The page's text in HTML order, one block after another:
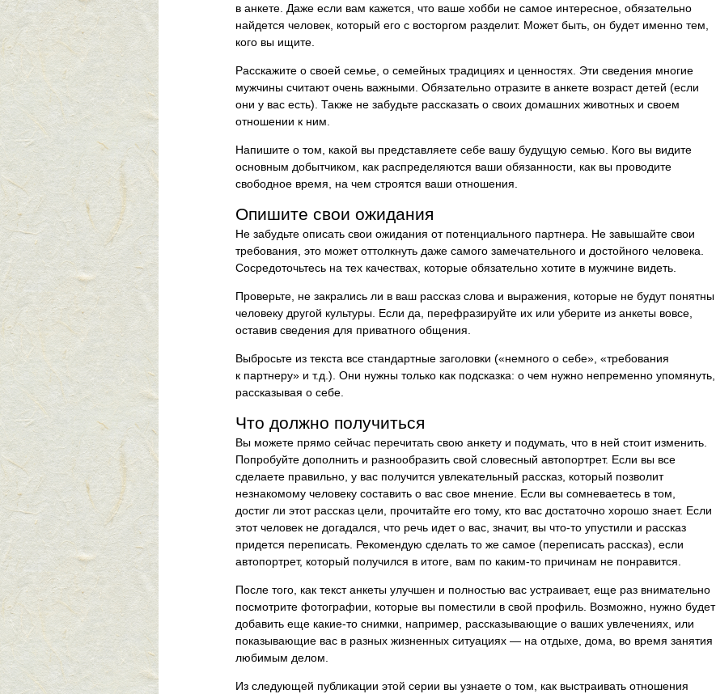
в анкете. Даже если вам кажется, что ваше хобби не самое интересное, обязательно
найдется человек, который его с восторгом разделит. Может быть, он будет именно тем,
кого вы ищите.
Расскажите о своей семье, о семейных традициях и ценностях. Эти сведения многие
мужчины считают очень важными. Обязательно отразите в анкете возраст детей (если
они у вас есть). Также не забудьте рассказать о своих домашних животных и своем
отношении к ним.
Напишите о том, какой вы представляете себе вашу будущую семью. Кого вы видите
основным добытчиком, как распределяются ваши обязанности, как вы проводите
свободное время, на чем строятся ваши отношения.
Опишите свои ожидания
Не забудьте описать свои ожидания от потенциального партнера. Не завышайте свои
требования, это может оттолкнуть даже самого замечательного и достойного человека.
Сосредоточьтесь на тех качествах, которые обязательно хотите в мужчине видеть.
Проверьте, не закрались ли в ваш рассказ слова и выражения, которые не будут понятны
человеку другой культуры. Если да, перефразируйте их или уберите из анкеты вовсе,
оставив сведения для приватного общения.
Выбросьте из текста все стандартные заголовки («немного о себе», «требования
к партнеру» и т.д.). Они нужны только как подсказка: о чем нужно непременно упомянуть,
рассказывая о себе.
Что должно получиться
Вы можете прямо сейчас перечитать свою анкету и подумать, что в ней стоит изменить.
Попробуйте дополнить и разнообразить свой словесный автопортрет. Если вы все
сделаете правильно, у вас получится увлекательный рассказ, который позволит
незнакомому человеку составить о вас свое мнение. Если вы сомневаетесь в том,
достиг ли этот рассказ цели, прочитайте его тому, кто вас достаточно хорошо знает. Если
этот человек не догадался, что речь идет о вас, значит, вы что-то упустили и рассказ
придется переписать. Рекомендую сделать то же самое (переписать рассказ), если
автопортрет, который получился в итоге, вам по каким-то причинам не понравится.
После того, как текст анкеты улучшен и полностью вас устраивает, еще раз внимательно
посмотрите фотографии, которые вы поместили в свой профиль. Возможно, нужно будет
добавить еще какие-то снимки, например, рассказывающие о ваших увлечениях, или
показывающие вас в разных жизненных ситуациях — на отдыхе, дома, во время занятия
любимым делом.
Из следующей публикации этой серии вы узнаете о том, как выстраивать отношения